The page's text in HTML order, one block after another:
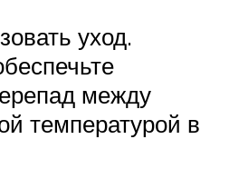
уход.
между
температурой в